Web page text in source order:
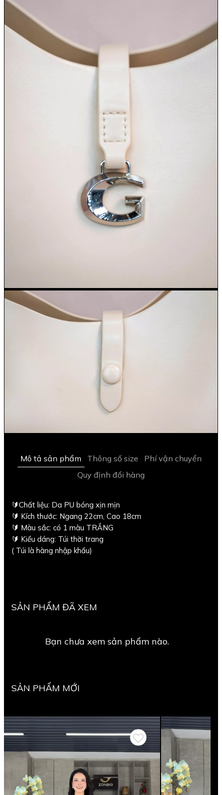
Mô tả sản phẩm Thông số size
Phí vận chuyển
Quy định đổi hàng
🔰Chất liệu: Da PU bóng xịn mịn
🔰 Kích thước: Ngang 22cm, Cao 18cm
🔰 Màu sắc: có 1 màu TRẮNG
🔰 Kiểu dáng: Túi thời trang
( Túi là hàng nhập khẩu)
SẢN PHẨM ĐÃ XEM
Bạn chưa xem sản phẩm nào.
SẢN PHẨM MỚI